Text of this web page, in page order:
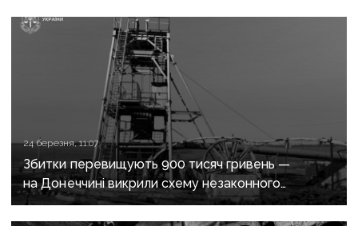
24 березня, 11:07
Збитки перевищують 900 тисяч гривень —
на Донеччині викрили схему незаконного
видобутку вугілля